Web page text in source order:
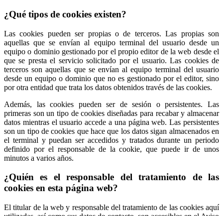
¿Qué tipos de cookies existen?
Las cookies pueden ser propias o de terceros. Las propias son
aquellas que se envían al equipo terminal del usuario desde un
equipo o dominio gestionado por el propio editor de la web desde el
que se presta el servicio solicitado por el usuario. Las cookies de
terceros son aquellas que se envían al equipo terminal del usuario
desde un equipo o dominio que no es gestionado por el editor, sino
por otra entidad que trata los datos obtenidos través de las cookies.
Además, las cookies pueden ser de sesión o persistentes. Las
primeras son un tipo de cookies diseñadas para recabar y almacenar
datos mientras el usuario accede a una página web. Las persistentes
son un tipo de cookies que hace que los datos sigan almacenados en
el terminal y puedan ser accedidos y tratados durante un periodo
definido por el responsable de la cookie, que puede ir de unos
minutos a varios años.
¿Quién es el responsable del tratamiento de las
cookies en esta página web?
El titular de la web y responsable del tratamiento de las cookies aquí